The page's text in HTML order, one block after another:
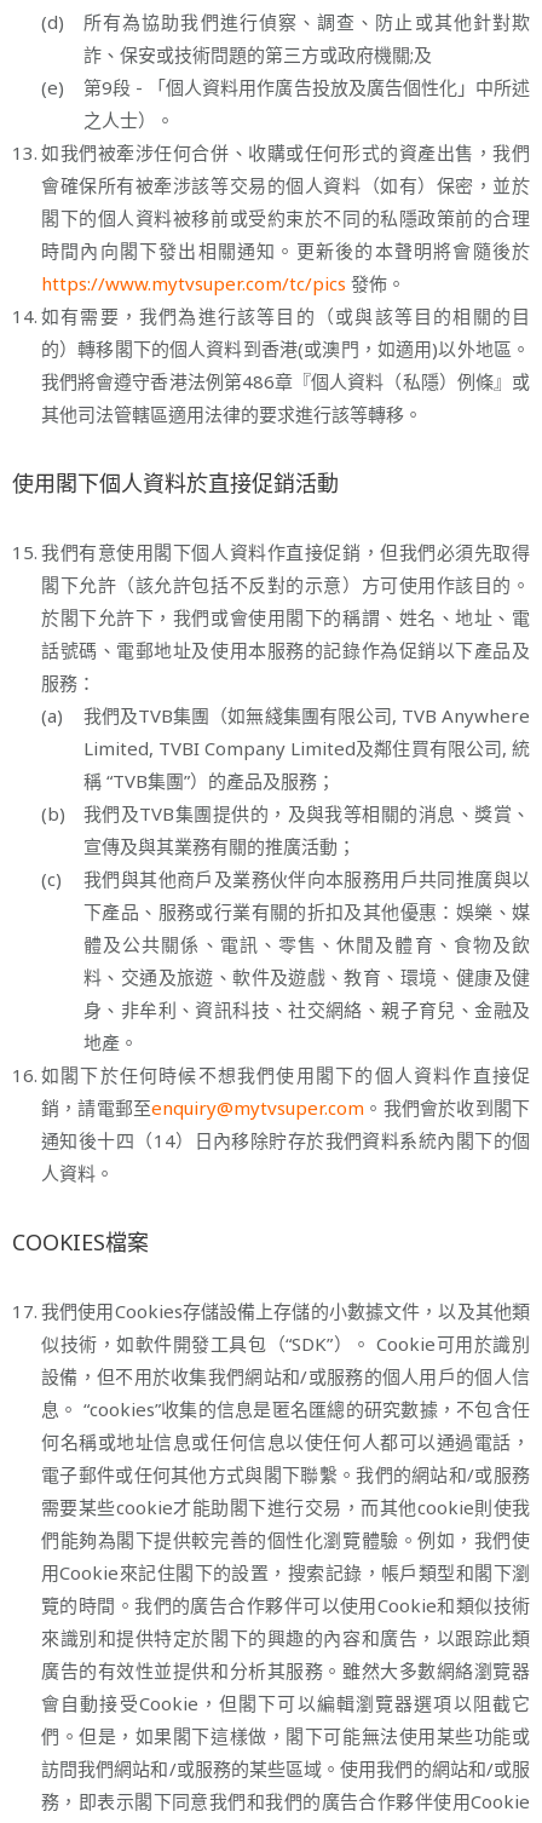
(d)
所有為協助我們進行偵察、調查、防止或其他針對欺
詐、保安或技術問題的第三方或政府機關;及
(e)
第9段 - 「個人資料用作廣告投放及廣告個性化」中所述
之人士）。
13. 如我們被牽涉任何合併、收購或任何形式的資產出售，我們
會確保所有被牽涉該等交易的個人資料（如有）保密，並於
閣下的個人資料被移前或受約束於不同的私隱政策前的合理
時間內向閣下發出相關通知。更新後的本聲明將會隨後於
https://www.mytvsuper.com/tc/pics 發佈。
14. 如有需要，我們為進行該等目的（或與該等目的相關的目
的）轉移閣下的個人資料到香港(或澳門，如適用)以外地區。
我們將會遵守香港法例第486章『個人資料（私隱）例條』或
其他司法管轄區適用法律的要求進行該等轉移。
使用閣下個人資料於直接促銷活動
15. 我們有意使用閣下個人資料作直接促銷，但我們必須先取得
閣下允許（該允許包括不反對的示意）方可使用作該目的。
於閣下允許下，我們或會使用閣下的稱謂、姓名、地址、電
話號碼、電郵地址及使用本服務的記錄作為促銷以下產品及
服務：
(a)
我們及TVB集團（如無綫集團有限公司, TVB Anywhere
Limited, TVBI Company Limited及鄰住買有限公司, 統
稱 “TVB集團”）的產品及服務；
(b)
我們及TVB集團提供的，及與我等相關的消息、獎賞、
宣傳及與其業務有關的推廣活動；
(c)
我們與其他商戶及業務伙伴向本服務用戶共同推廣與以
下產品、服務或行業有關的折扣及其他優惠：娛樂、媒
體及公共關係、電訊、零售、休閒及體育、食物及飲
料、交通及旅遊、軟件及遊戲、教育、環境、健康及健
身、非牟利、資訊科技、社交網絡、親子育兒、金融及
地產。
16. 如閣下於任何時候不想我們使用閣下的個人資料作直接促
銷，請電郵至enquiry@mytvsuper.com 。我們會於收到閣下
通知後十四（14）日內移除貯存於我們資料系統內閣下的個
人資料。
COOKIES檔案
17. 我們使用Cookies存儲設備上存儲的小數據文件，以及其他類
似技術，如軟件開發工具包（“SDK”）。 Cookie可用於識別
設備，但不用於收集我們網站和/或服務的個人用戶的個人信
息。 “cookies”收集的信息是匿名匯總的研究數據，不包含任
何名稱或地址信息或任何信息以使任何人都可以通過電話，
電子郵件或任何其他方式與閣下聯繫。我們的網站和/或服務
需要某些cookie才能助閣下進行交易，而其他cookie則使我
們能夠為閣下提供較完善的個性化瀏覽體驗。例如，我們使
用Cookie來記住閣下的設置，搜索記錄，帳戶類型和閣下瀏
覽的時間。我們的廣告合作夥伴可以使用Cookie和類似技術
來識別和提供特定於閣下的興趣的內容和廣告，以跟踪此類
廣告的有效性並提供和分析其服務。雖然大多數網絡瀏覽器
會自動接受Cookie，但閣下可以編輯瀏覽器選項以阻截它
們。但是，如果閣下這樣做，閣下可能無法使用某些功能或
訪問我們網站和/或服務的某些區域。使用我們的網站和/或服
務，即表示閣下同意我們和我們的廣告合作夥伴使用Cookie